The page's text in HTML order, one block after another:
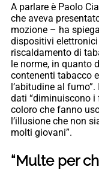
A parlare è Paolo
che aveva
mozione – ha
dispositivi
riscaldamento di
le norme, in quanto
contenenti tabacco
l’abitudine al
dati “diminuiscono i
coloro che fanno
l’illusione che non
molti giovani”.
“Multe per